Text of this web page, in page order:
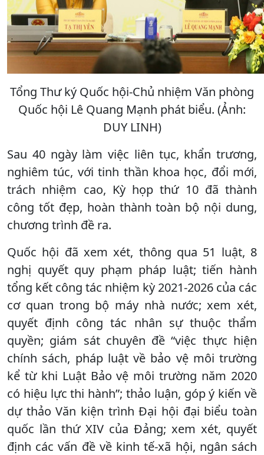
Tổng Thư ký Quốc hội-Chủ nhiệm Văn phòng
Quốc hội Lê Quang Mạnh phát biểu. (Ảnh:
DUY LINH)
Sau 40 ngày làm việc liên tục, khẩn trương,
nghiêm túc, với tinh thần khoa học, đổi mới,
trách nhiệm cao, Kỳ họp thứ 10 đã thành
công tốt đẹp, hoàn thành toàn bộ nội dung,
chương trình đề ra.
Quốc hội đã xem xét, thông qua 51 luật, 8
nghị quyết quy phạm pháp luật; tiến hành
tổng kết công tác nhiệm kỳ 2021-2026 của các
cơ quan trong bộ máy nhà nước; xem xét,
quyết định công tác nhân sự thuộc thẩm
quyền; giám sát chuyên đề “việc thực hiện
chính sách, pháp luật về bảo vệ môi trường
kể từ khi Luật Bảo vệ môi trường năm 2020
có hiệu lực thi hành”; thảo luận, góp ý kiến về
dự thảo Văn kiện trình Đại hội đại biểu toàn
quốc lần thứ XIV của Đảng; xem xét, quyết
định các vấn đề về kinh tế-xã hội, ngân sách